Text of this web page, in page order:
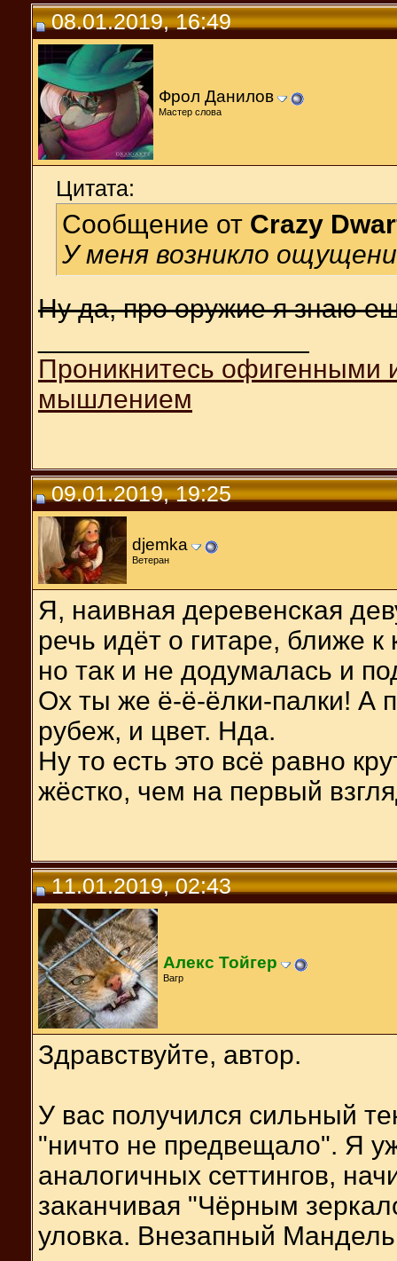
08.01.2019, 16:49
Фрол Данилов
Мастер слова
Цитата:
Сообщение от Crazy
У меня возникло
Ну да, про оружие я знаю
Проникнитесь офигенными
мышлением
09.01.2019, 19:25
djemka
Ветеран
Я, наивная деревенская
речь идёт о гитаре, ближе к
но так и не додумалась и
Ох ты же ё-ё-ёлки-палки! А
рубеж, и цвет. Нда.
Ну то есть это всё равно
жёстко, чем на первый
11.01.2019, 02:43
Алекс Тойгер
Вагр
Здравствуйте, автор.
У вас получился сильный
"ничто не предвещало". Я
аналогичных сеттингов,
заканчивая "Чёрным
уловка. Внезапный